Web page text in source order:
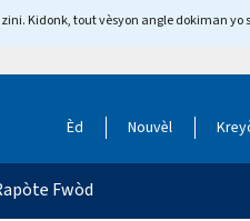
Kidonk, tout vèsyon angle dokiman
Èd Nouvèl
Fwòd